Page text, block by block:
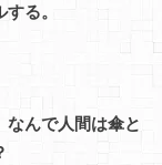
る。
なんで人間は傘と